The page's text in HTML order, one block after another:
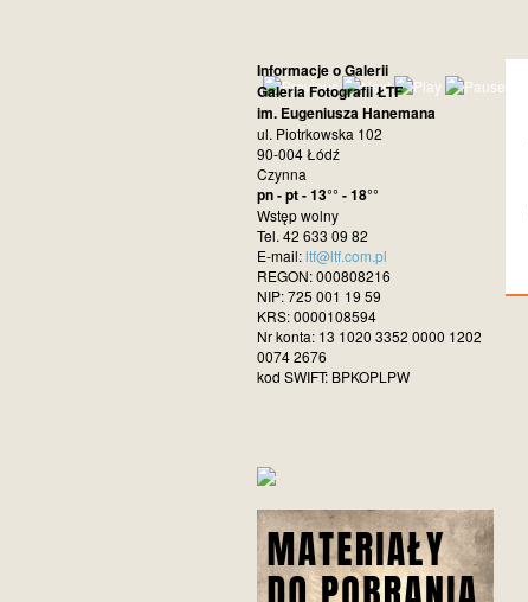
Informacje o Galerii
Galeria Fotografii ŁTF
im. Eugeniusza Hanemana
ul. Piotrkowska 102
90-004 Łódź
Czynna
pn - pt - 13°° - 18°°
Wstęp wolny
Tel. 42 633 09 82
E-mail:ltf@ltf.com.pl
REGON: 000808216
NIP: 725 001 19 59
KRS: 0000108594
Nr konta: 13 1020 3352 0000 1202
0074 2676
kod SWIFT: BPKOPLPW